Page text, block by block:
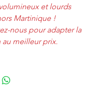
et lourds
Martinique !
nous pour adapter la
au meilleur prix.